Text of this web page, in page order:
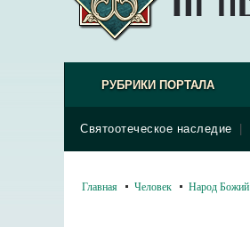
РУБРИКИ ПОРТАЛА
Святоотеческое наследие
Главная Человек Народ Божий